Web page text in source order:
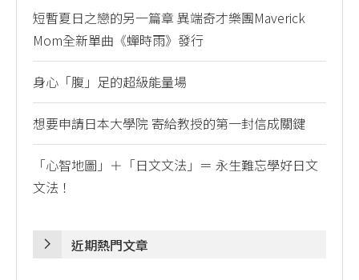
短暫夏日之戀的另一篇章 異端奇才樂團Maverick
Mom全新單曲《蟬時雨》發行
身心「腹」足的超級能量場
想要申請日本大學院 寄給教授的第一封信成關鍵
「心智地圖」＋「日文文法」＝ 永生難忘學好日文
文法！
近期熱門文章